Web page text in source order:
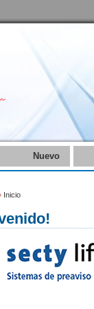
Nuevo
Inicio